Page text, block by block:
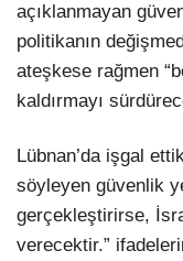
açıklanmayan
politikanın
ateşkese rağmen
kaldırmayı
Lübnan’da işgal
söyleyen güvenlik
gerçekleştirirse,
verecektir.”